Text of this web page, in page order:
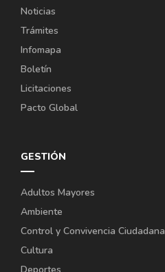
Noticias
Trámites
Infomapa
Boletín
Licitaciones
Pacto Global
GESTIÓN
Adultos Mayores
Ambiente
Control y Convivencia Ciudadana
Cultura
Deportes